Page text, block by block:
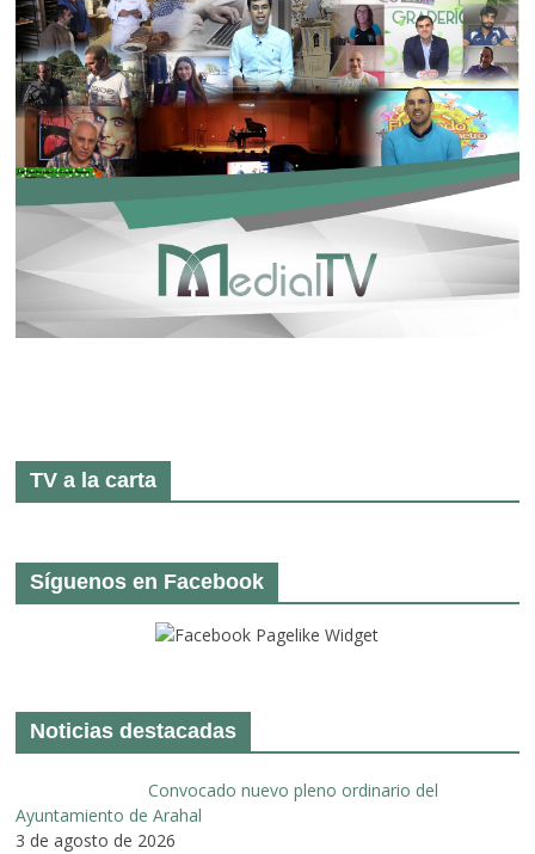
TV a la carta
Síguenos en Facebook
Noticias destacadas
Convocado nuevo pleno ordinario del
Ayuntamiento de Arahal
3 de agosto de 2026